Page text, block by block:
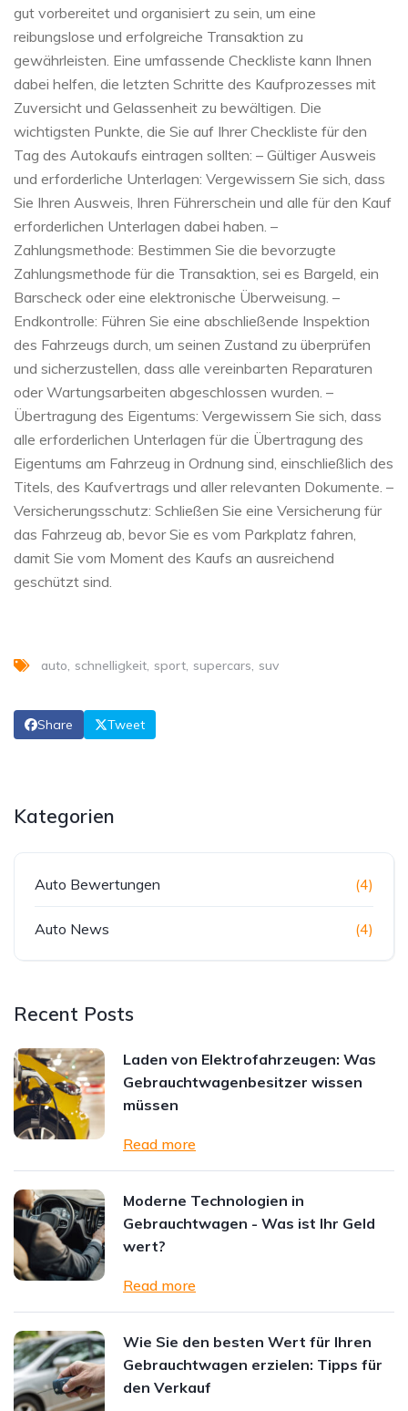
gut vorbereitet und organisiert zu sein, um eine
reibungslose und erfolgreiche Transaktion zu
gewährleisten. Eine umfassende Checkliste kann Ihnen
dabei helfen, die letzten Schritte des Kaufprozesses mit
Zuversicht und Gelassenheit zu bewältigen. Die
wichtigsten Punkte, die Sie auf Ihrer Checkliste für den
Tag des Autokaufs eintragen sollten: – Gültiger Ausweis
und erforderliche Unterlagen: Vergewissern Sie sich, dass
Sie Ihren Ausweis, Ihren Führerschein und alle für den Kauf
erforderlichen Unterlagen dabei haben. –
Zahlungsmethode: Bestimmen Sie die bevorzugte
Zahlungsmethode für die Transaktion, sei es Bargeld, ein
Barscheck oder eine elektronische Überweisung. –
Endkontrolle: Führen Sie eine abschließende Inspektion
des Fahrzeugs durch, um seinen Zustand zu überprüfen
und sicherzustellen, dass alle vereinbarten Reparaturen
oder Wartungsarbeiten abgeschlossen wurden. –
Übertragung des Eigentums: Vergewissern Sie sich, dass
alle erforderlichen Unterlagen für die Übertragung des
Eigentums am Fahrzeug in Ordnung sind, einschließlich des
Titels, des Kaufvertrags und aller relevanten Dokumente. –
Versicherungsschutz: Schließen Sie eine Versicherung für
das Fahrzeug ab, bevor Sie es vom Parkplatz fahren,
damit Sie vom Moment des Kaufs an ausreichend
geschützt sind.
auto schnelligkeit sport supercars suv
Share Tweet
Kategorien
Auto Bewertungen (4)
Auto News (4)
Recent Posts
Laden von Elektrofahrzeugen: Was
Gebrauchtwagenbesitzer wissen
müssen
Read more
Moderne Technologien in
Gebrauchtwagen - Was ist Ihr Geld
wert?
Read more
Wie Sie den besten Wert für Ihren
Gebrauchtwagen erzielen: Tipps für
den Verkauf